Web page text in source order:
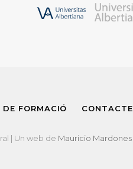
DE FORMACIÓ CONTACTE
| Un web de Mauricio Mardones